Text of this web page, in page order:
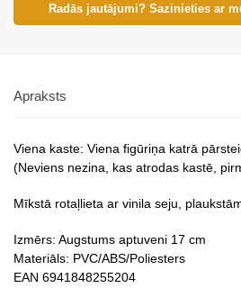
Radās jautājumi? Sazinieties ar
Apraksts
Viena kaste: Viena figūriņa katrā
(Neviens nezina, kas atrodas kastē,
Mīkstā rotaļlieta ar vinila seju,
Izmērs: Augstums aptuveni 17 cm
Materiāls: PVC/ABS/Poliesters
EAN 6941848255204